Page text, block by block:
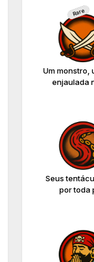
Rare
Um monstro,
enjaulada
Seus
por toda